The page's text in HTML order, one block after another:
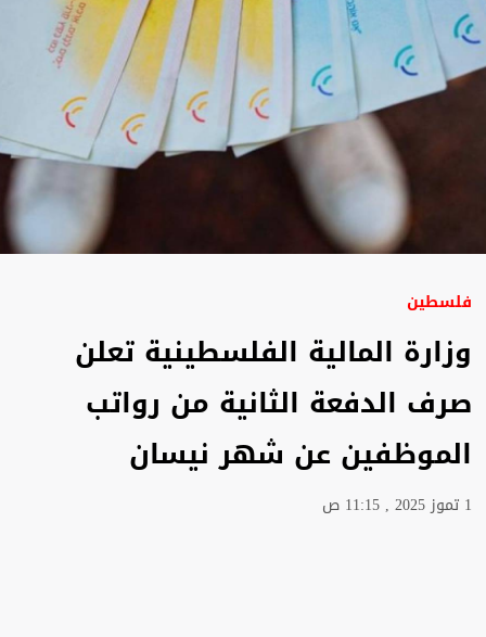
فلسطين
وزارة المالية الفلسطينية تعلن
صرف الدفعة الثانية من رواتب
الموظفين عن شهر نيسان
1 تموز 2025 , 11:15 ص